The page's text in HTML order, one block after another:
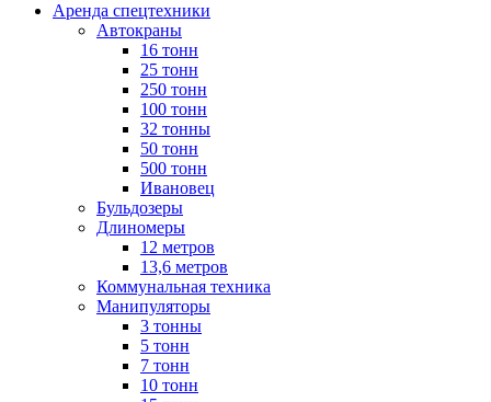
Аренда спецтехники
Автокраны
16 тонн
25 тонн
250 тонн
100 тонн
32 тонны
50 тонн
500 тонн
Ивановец
Бульдозеры
Длиномеры
12 метров
13,6 метров
Коммунальная техника
Манипуляторы
3 тонны
5 тонн
7 тонн
10 тонн